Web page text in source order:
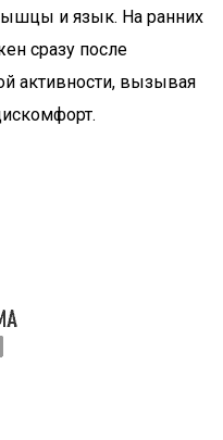
и язык. На ранних
сразу после
активности, вызывая